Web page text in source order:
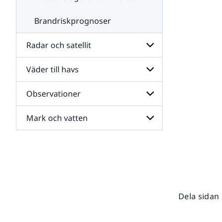
Brandriskprognoser
Radar och satellit
Undersidor
för
Radar
och
satellit
Väder till havs
Undersidor
för
Väder
till
havs
Observationer
Undersidor
för
Mark och vatten
Dela sidan